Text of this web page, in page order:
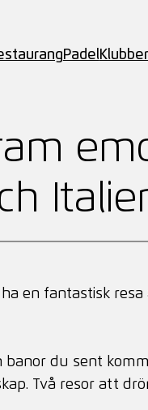
Padel
en fantastisk
banor du sent
Två resor att